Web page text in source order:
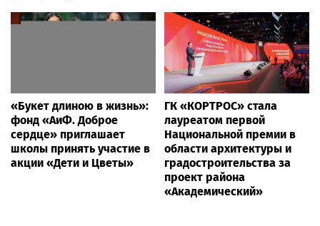
«Букет длиною в жизнь»:
фонд «АиФ. Доброе
сердце» приглашает
школы принять участие в
акции «Дети и Цветы»
ГК «КОРТРОС» стала
лауреатом первой
Национальной премии в
области архитектуры и
градостроительства за
проект района
«Академический»